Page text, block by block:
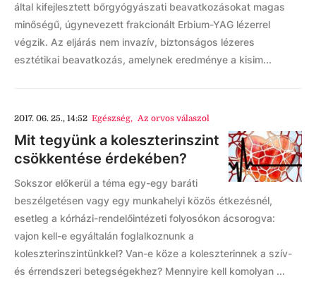
által kifejlesztett bőrgyógyászati beavatkozásokat magas
minőségű, úgynevezett frakcionált Erbium-YAG lézerrel
végzik. Az eljárás nem invazív, biztonságos lézeres
esztétikai beavatkozás, amelynek eredménye a kisim...
2017. 06. 25., 14:52 Egészség, Az orvos válaszol
Mit tegyünk a koleszterinszint
csökkentése érdekében?
Sokszor előkerül a téma egy-egy baráti
beszélgetésen vagy egy munkahelyi közös étkezésnél,
esetleg a kórházi-rendelőintézeti folyosókon ácsorogva:
vajon kell-e egyáltalán foglalkoznunk a
koleszterinszintünkkel? Van-e köze a koleszterinnek a szív-
és érrendszeri betegségekhez? Mennyire kell komolyan ...